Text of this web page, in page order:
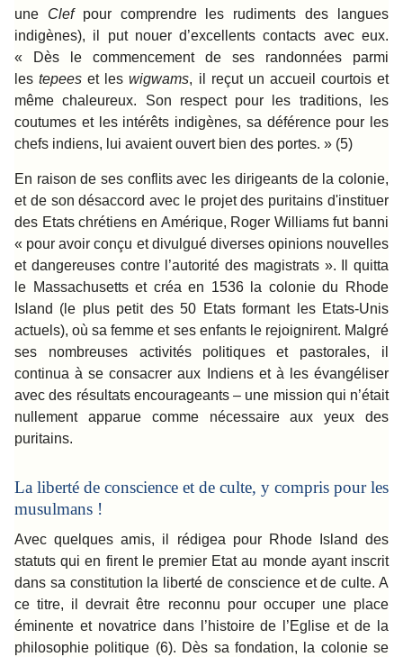
une Clef pour comprendre les rudiments des langues
indigènes), il put nouer d’excellents contacts avec eux.
« Dès le commencement de ses randonnées parmi
lestepees et les wigwams, il reçut un accueil courtois et
même chaleureux. Son respect pour les traditions, les
coutumes et les intérêts indigènes, sa déférence pour les
chefs indiens, lui avaient ouvert bien des portes. » (5)
En raison de ses conflits avec les dirigeants de la colonie,
et de son désaccord avec le projet des puritains d'instituer
des Etats chrétiens en Amérique, Roger Williams fut banni
« pour avoir conçu et divulgué diverses opinions nouvelles
et dangereuses contre l’autorité des magistrats ». Il quitta
le Massachusetts et créa en 1536 la colonie du Rhode
Island (le plus petit des 50 Etats formant les Etats-Unis
actuels), où sa femme et ses enfants le rejoignirent. Malgré
ses nombreuses activités politiques et pastorales, il
continua à se consacrer aux Indiens et à les évangéliser
avec des résultats encourageants – une mission qui n’était
nullement apparue comme nécessaire aux yeux des
puritains.
La liberté de conscience et de culte, y compris pour les
musulmans !
Avec quelques amis, il rédigea pour Rhode Island des
statuts qui en firent le premier Etat au monde ayant inscrit
dans sa constitution la liberté de conscience et de culte. A
ce titre, il devrait être reconnu pour occuper une place
éminente et novatrice dans l’histoire de l’Eglise et de la
philosophie politique (6). Dès sa fondation, la colonie se